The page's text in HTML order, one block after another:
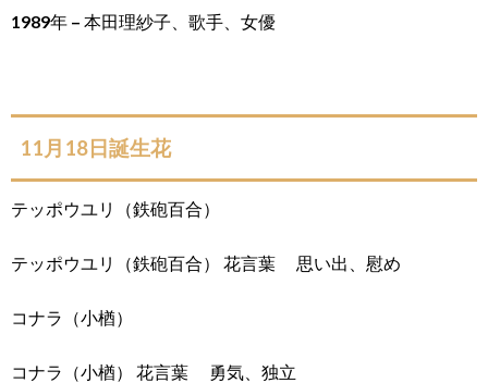
1989年 – 本田理紗子、歌手、女優
11月18日誕生花
テッポウユリ（鉄砲百合）
テッポウユリ（鉄砲百合） 花言葉 思い出、慰め
コナラ（小楢）
コナラ（小楢） 花言葉 勇気、独立